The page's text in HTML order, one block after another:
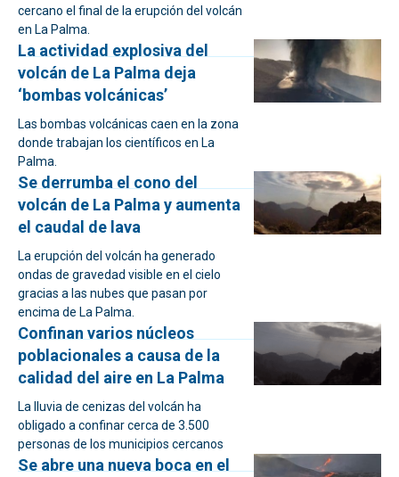
cercano el final de la erupción del volcán
en La Palma.
La actividad explosiva del
volcán de La Palma deja
‘bombas volcánicas’
Las bombas volcánicas caen en la zona
donde trabajan los científicos en La
Palma.
Se derrumba el cono del
volcán de La Palma y aumenta
el caudal de lava
La erupción del volcán ha generado
ondas de gravedad visible en el cielo
gracias a las nubes que pasan por
encima de La Palma.
Confinan varios núcleos
poblacionales a causa de la
calidad del aire en La Palma
La lluvia de cenizas del volcán ha
obligado a confinar cerca de 3.500
personas de los municipios cercanos
Se abre una nueva boca en el